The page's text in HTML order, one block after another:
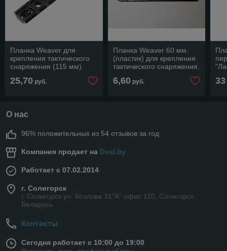
Планка Weaver для
крепления тактического
снаряжения (115 мм).
25,70 руб.
Планка Weaver 60 мм.
(пластик) для крепления
тактического снаряжения.
6,60руб. 33
О нас
96% положительных из 54 отзывов за год
Компания продает на Deal.by
Работает с 07.02.2014
г. Солигорск
г. Солигорск ул. Козлова 31"А" офис 110, Солигорск,
Беларусь
Контакты
Сегодня работает с 10:00 до 19:00